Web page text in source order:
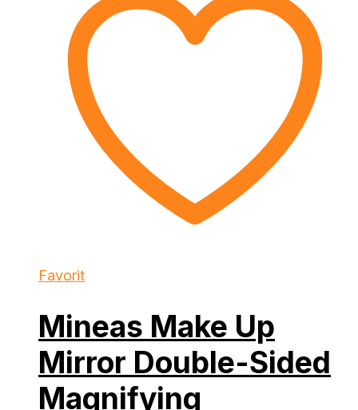
Favorit
Mineas Make Up
Mirror Double-Sided
Magnifying